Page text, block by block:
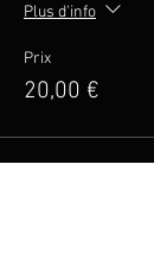
Plus d'info
Prix
20,00 €